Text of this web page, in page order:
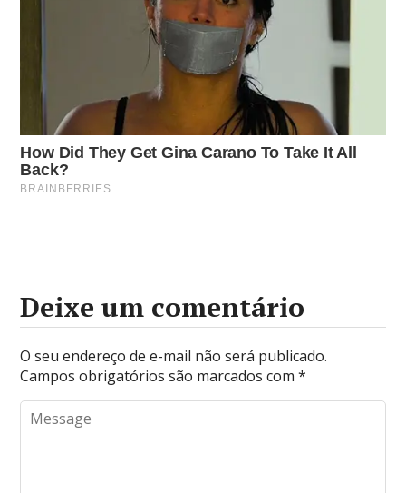
Deixe um comentário
O seu endereço de e-mail não será publicado.
Campos obrigatórios são marcados com*